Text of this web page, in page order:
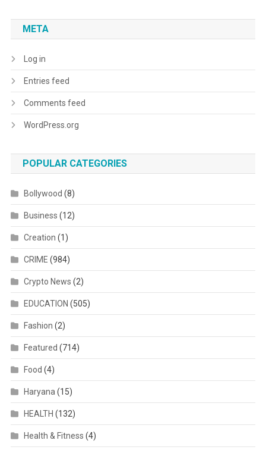
META
Log in
Entries feed
Comments feed
WordPress.org
POPULAR CATEGORIES
Bollywood (8)
Business (12)
Creation (1)
CRIME (984)
Crypto News (2)
EDUCATION (505)
Fashion (2)
Featured (714)
Food (4)
Haryana (15)
HEALTH (132)
Health & Fitness (4)